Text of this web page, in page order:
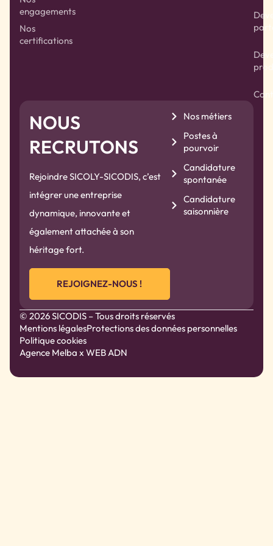
engagements
Nos
certifications
NOUS
RECRUTONS
Rejoindre SICOLY-SICODIS, c’est
intégrer une entreprise
dynamique, innovante et
également attachée à son
héritage fort.
REJOIGNEZ-NOUS !
Nos métiers
Postes à
pourvoir
Candidature
spontanée
Candidature
saisonnière
© 2026 SICODIS – Tous droits réservés
Mentions légalesProtections des données personnelles
Politique cookies
Agence Melba x WEB ADN